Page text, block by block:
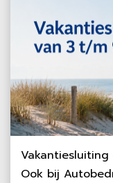
Ook bij